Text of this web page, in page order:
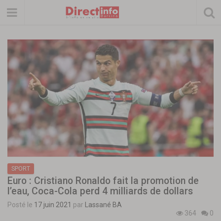
SPORT
Euro : Cristiano Ronaldo fait la promotion de
l’eau, Coca-Cola perd 4 milliards de dollars
Posté le 17 juin 2021 par
Lassané BA
364
0